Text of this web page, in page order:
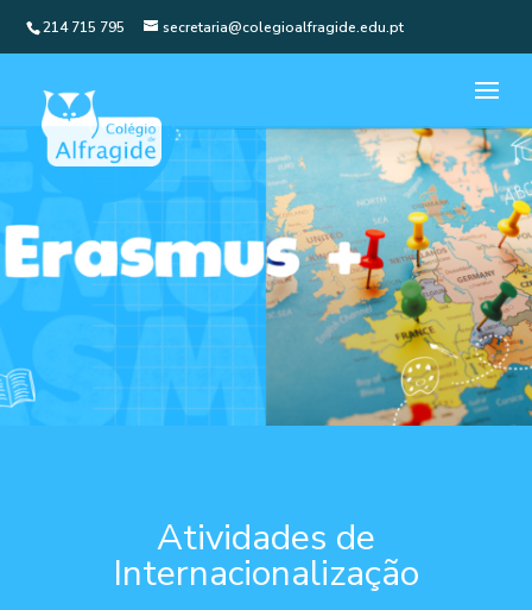
214 715 795 secretaria@colegioalfragide.edu.pt
Atividades de
Internacionalização